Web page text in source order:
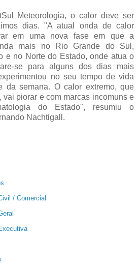
Meteorologia, o calor deve ser
dias. "A atual onda de calor
em uma nova fase em que a
mais no Rio Grande do Sul,
e no Norte do Estado, onde atua o
se para alguns dos dias mais
no seu tempo de vida
da semana. O calor extremo, que
vai piorar e com marcas incomuns e
do Estado", resumiu o
Nachtigall.
/ Comercial